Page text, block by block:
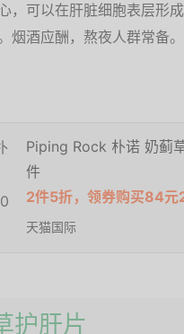
，可以在肝脏细胞表层形
烟酒应酬，熬夜人群常备
Piping Rock 朴诺 奶蓟
件
2件5折，领券购买84元
天猫国际
护肝片